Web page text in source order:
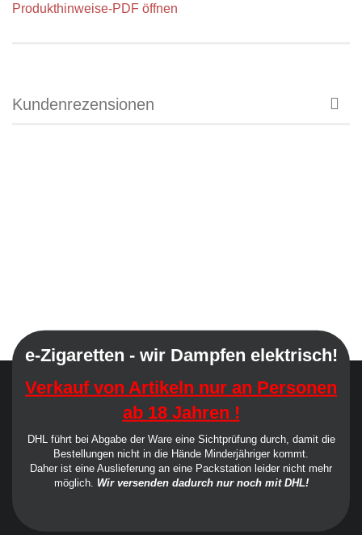
Produkthinweise-PDF öffnen
Kundenrezensionen
e-Zigaretten - wir Dampfen elektrisch!
Verkauf von Artikeln nur an Personen
ab 18 Jahren !
DHL führt bei Abgabe der Ware eine Sichtprüfung durch, damit die
Bestellungen nicht in die Hände Minderjähriger kommt.
Daher ist eine Auslieferung an eine Packstation leider nicht mehr
möglich. Wir versenden dadurch nur noch mit DHL!